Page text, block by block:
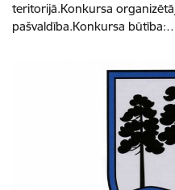
teritorijā.Konkursa
pašvaldība.Konkursa